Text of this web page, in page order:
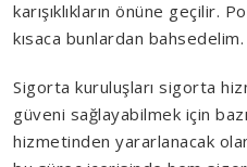
karışıklıkların önüne geçilir.
kısaca bunlardan bahsedelim.
Sigorta kuruluşları sigorta
güveni sağlayabilmek için
hizmetinden yararlanacak